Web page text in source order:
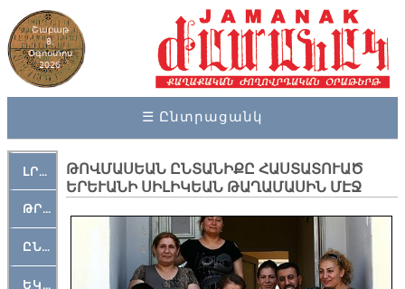
Շաբաթ
8,
Օգոստոս
2026
☰ Ընտրացանկ
ԼՐԱՀՈՍ
ԹՐՔԱՀԱՅ ԿԵԱՆՔ
ԸՆԿԵՐԱՄՇԱԿՈՒԹԱՅԻՆ
ԵԿԵՂԵՑԱԿԱՆ
ԹՈՎՄԱՍԵԱՆ ԸՆՏԱՆԻՔԸ ՀԱՍՏԱՏՈՒԱԾ
ԵՐԵՒԱՆԻ ՍԻԼԻԿԵԱՆ ԹԱՂԱՄԱՍԻՆ ՄԷՋ